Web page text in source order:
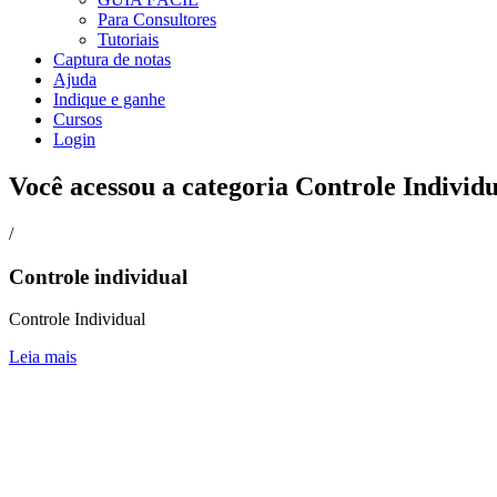
Para Consultores
Tutoriais
Captura de notas
Ajuda
Indique e ganhe
Cursos
Login
Você acessou a categoria Controle
/
Controle individual
Controle Individual
Leia mais